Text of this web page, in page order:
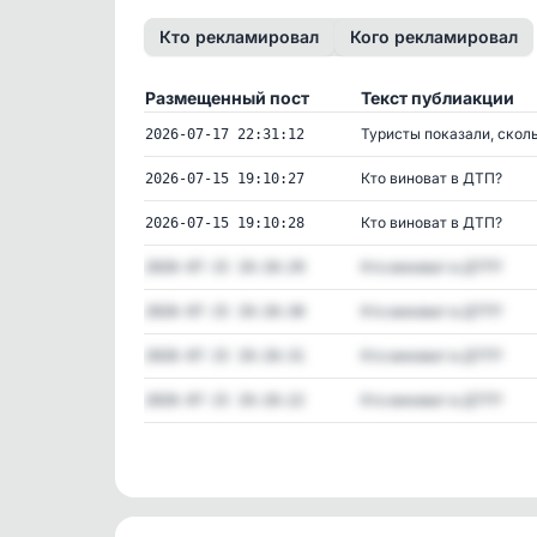
Кто рекламировал Кого рекламировал
Размещенный пост Текст публиакции
2026-07-17 22:31:12 Туристы показали,
2026-07-15 19:10:27 Кто виноват в ДТП?
2026-07-15 19:10:28 Кто виноват в ДТП?
Кто виноват в ДТП?
Кто виноват в ДТП?
Кто виноват в ДТП?
Кто виноват в ДТП?